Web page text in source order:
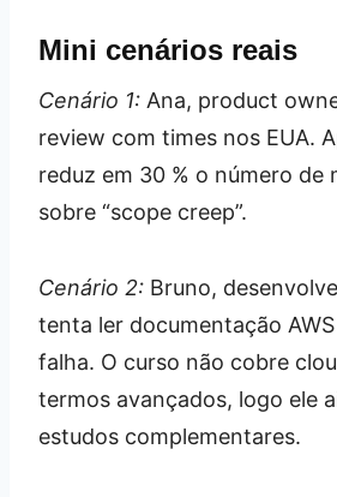
Mini cenários reais
Cenário 1: Ana, product
review com times nos EUA.
reduz em 30 % o número de
sobre “scope creep”.
Cenário 2: Bruno,
tenta ler documentação
falha. O curso não cobre
termos avançados, logo ele
estudos complementares.